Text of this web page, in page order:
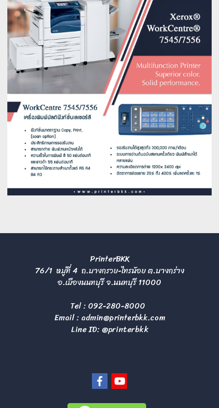
PrinterBKK
76/1 หมู่ที่ 4 ถ.บางกรวย-ไทรน้อย ต.บางกร่าง
อ.เมืองนนทบุรี จ.นนทบุรี 11000
Tel : 092-280-8000
Email : admin@printerbkk.com
Line ID: @printerbkk